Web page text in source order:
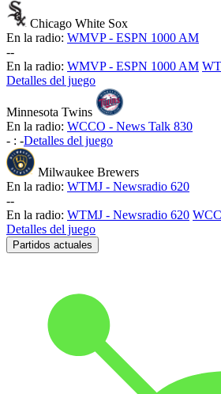
Chicago White Sox
En la radio: WMVP - ESPN 1000 AM
--
En la radio: WMVP - ESPN 1000 AM
Detalles del juego
Minnesota Twins
En la radio: WCCO - News Talk 830
- : -Detalles del juego
Milwaukee Brewers
En la radio: WTMJ - Newsradio 620
--
En la radio: WTMJ - Newsradio 620
Detalles del juego
Partidos actuales